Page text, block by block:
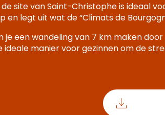
site van Saint-Christophe is ideaal
en legt uit wat de “Climats de
je een wandeling van 7 km maken
ideale manier voor gezinnen om de